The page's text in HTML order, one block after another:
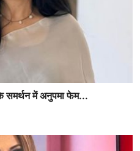
समर्थन में अनुपमा फेम...